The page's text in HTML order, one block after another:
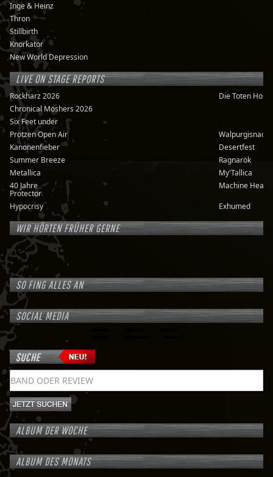
Inge & Heinz
Thron
Stillbirth
Knorkator
New World Depression
LIVE ON STAGE REPORTS
Rockharz 2026
Die Toten
Chronical Moshers 2026
Six Feet under
Protzen Open Air
Walpurgisnacht
Kanonenfieber
Desertfest
Summer Breeze
Ragnarök
Metallica
My'Tallica
40 Jahre
Protector
Machine Head
Hypocrisy
Exhumed
WIR HÖRTEN FRÜHER GERNE
SO FING ALLES AN
SOCIAL MEDIA
ALBUM DER WOCHE
ALBUM DES MONATS